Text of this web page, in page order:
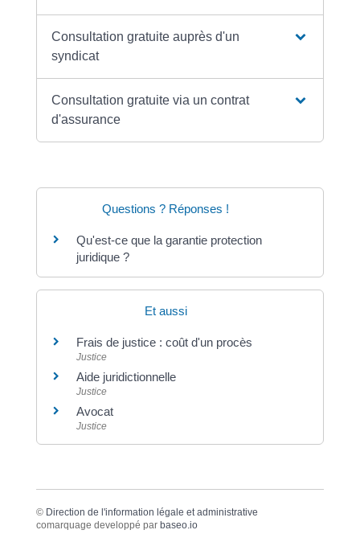
Consultation gratuite auprès d'un
syndicat
Consultation gratuite via un contrat
d'assurance
Questions ? Réponses !
Qu'est-ce que la garantie protection
juridique ?
Et aussi
Frais de justice : coût d'un procès
Justice
Aide juridictionnelle
Justice
Avocat
Justice
© Direction de l'information légale et administrative
comarquage developpé par baseo.io